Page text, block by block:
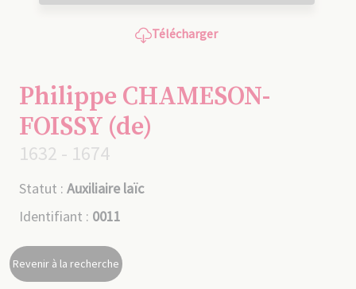
Télécharger
Philippe CHAMESON-
FOISSY (de)
1632 - 1674
Statut : Auxiliaire laïc
Identifiant : 0011
Revenir à la recherche